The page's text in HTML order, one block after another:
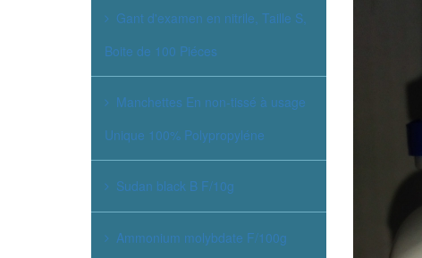
Gant d'examen en nitrile, Taille S,
Boite de 100 Piéces
Manchettes En non-tissé à usage
Unique 100% Polypropyléne
Sudan black B F/10g
Ammonium molybdate F/100g